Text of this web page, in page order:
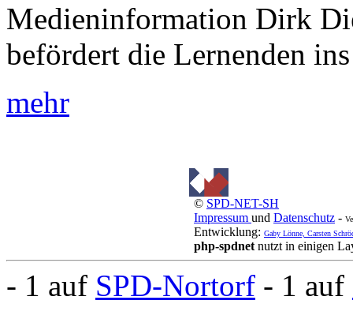
Medieninformation Dirk
befördert die Lernenden
mehr
© SPD-NET-SH
Impressum und Datenschutz -
Entwicklung: Gaby Lönne, Carsten
php-spdnet nutzt in einigen
- 1 auf SPD-Nortorf - 1 auf